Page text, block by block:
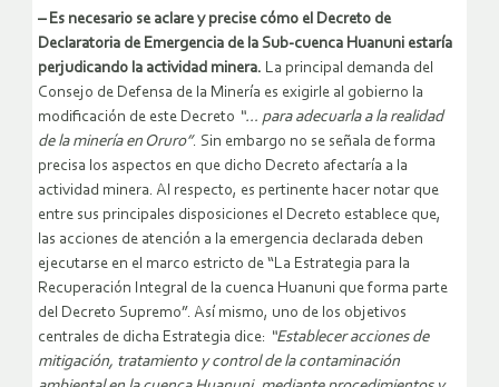
– Es necesario se aclare y precise cómo el Decreto de
Declaratoria de Emergencia de la Sub-cuenca Huanuni estaría
perjudicando la actividad minera. La principal demanda del
Consejo de Defensa de la Minería es exigirle al gobierno la
modificación de este Decreto “… para adecuarla a la realidad
de la minería en Oruro”. Sin embargo no se señala de forma
precisa los aspectos en que dicho Decreto afectaría a la
actividad minera. Al respecto, es pertinente hacer notar que
entre sus principales disposiciones el Decreto establece que,
las acciones de atención a la emergencia declarada deben
ejecutarse en el marco estricto de “La Estrategia para la
Recuperación Integral de la cuenca Huanuni que forma parte
del Decreto Supremo”. Así mismo, uno de los objetivos
centrales de dicha Estrategia dice: “Establecer acciones de
mitigación, tratamiento y control de la contaminación